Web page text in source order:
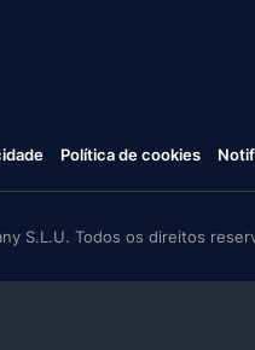
Política de cookies
S.L.U. Todos os direitos